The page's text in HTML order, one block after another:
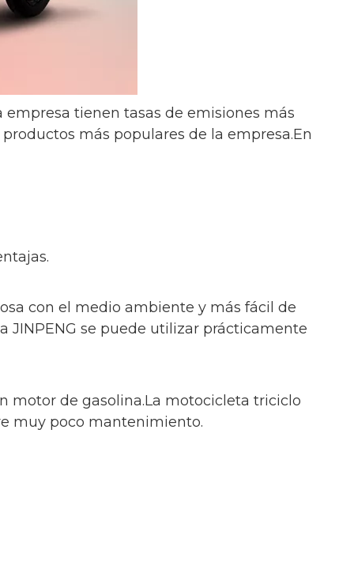
empresa tienen tasas de emisiones más
más populares de la empresa.En
con el medio ambiente y más fácil de
se puede utilizar prácticamente
motor de gasolina.La motocicleta triciclo
muy poco mantenimiento.